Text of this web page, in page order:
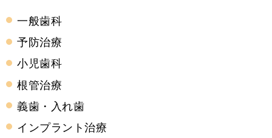
一般歯科
予防治療
小児歯科
根管治療
義歯・入れ歯
インプラント治療